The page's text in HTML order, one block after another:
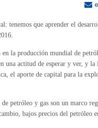
tenemos que aprender el
la producción mundial de
una actitud de esperar y ver, y
el aporte de capital para la
petróleo y gas son un marco
bajos precios del petróleo